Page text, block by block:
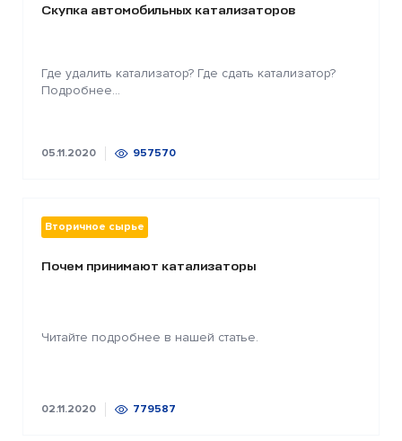
Скупка автомобильных катализаторов
Где удалить катализатор? Где сдать катализатор?
Подробнее...
05.11.2020 957570
Вторичное сырье
Почем принимают катализаторы
Читайте подробнее в нашей статье.
02.11.2020 779587